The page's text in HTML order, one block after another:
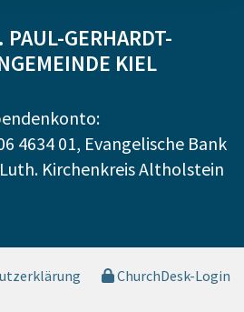
GERHARDT-
KIEL
4634 01, Evangelische Bank
Kirchenkreis Altholstein
ChurchDesk-Login